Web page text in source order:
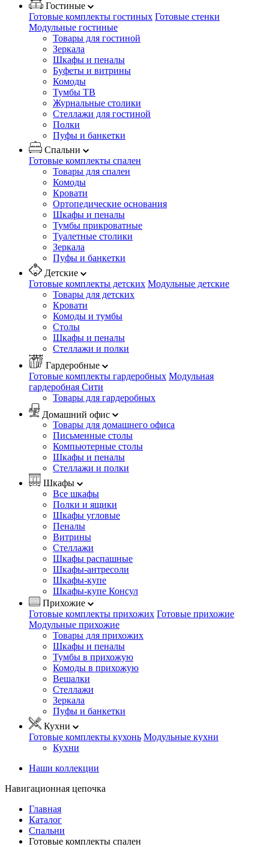
Гостиные
Готовые комплекты гостиных Готовые стенки
Модульные гостиные
Товары для гостиной
Зеркала
Шкафы и пеналы
Буфеты и витрины
Комоды
Тумбы ТВ
Журнальные столики
Стеллажи для гостиной
Полки
Пуфы и банкетки
Спальни
Готовые комплекты спален
Товары для спален
Комоды
Кровати
Ортопедические основания
Шкафы и пеналы
Тумбы прикроватные
Туалетные столики
Зеркала
Пуфы и банкетки
Детские
Готовые комплекты детских Модульные детские
Товары для детских
Кровати
Комоды и тумбы
Столы
Шкафы и пеналы
Стеллажи и полки
Гардеробные
Готовые комплекты гардеробных Модульная
гардеробная Сити
Товары для гардеробных
Домашний офис
Товары для домашнего офиса
Письменные столы
Компьютерные столы
Шкафы и пеналы
Стеллажи и полки
Шкафы
Все шкафы
Полки и ящики
Шкафы угловые
Пеналы
Витрины
Стеллажи
Шкафы распашные
Шкафы-антресоли
Шкафы-купе
Шкафы-купе Консул
Прихожие
Готовые комплекты прихожих Готовые прихожие
Модульные прихожие
Товары для прихожих
Шкафы и пеналы
Тумбы в прихожую
Комоды в прихожую
Вешалки
Стеллажи
Зеркала
Пуфы и банкетки
Кухни
Готовые комплекты кухонь Модульные кухни
Кухни
Наши коллекции
Навигационная цепочка
Главная
Каталог
Спальни
Готовые комплекты спален